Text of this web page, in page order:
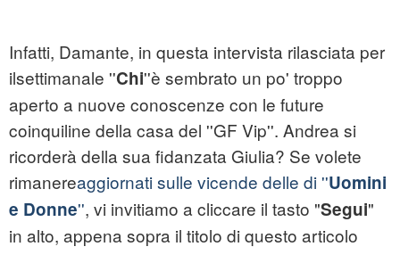
Infatti, Damante, in questa intervista rilasciata per
ilsettimanale ''Chi''è sembrato un po' troppo
aperto a nuove conoscenze con le future
coinquiline della casa del ''GF Vip''. Andrea si
ricorderà della sua fidanzata Giulia? Se volete
rimanereaggiornati sulle vicende delle di ''Uomini
e Donne'', vi invitiamo a cliccare il tasto "Segui"
in alto, appena sopra il titolo di questo articolo